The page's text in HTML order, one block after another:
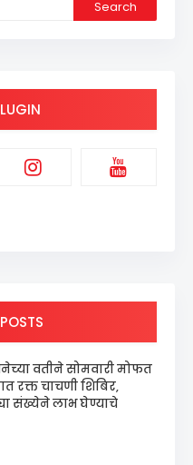
वतीने सोमवारी मोफत
रक्त चाचणी शिबिर,
संख्येने लाभ घेण्याचे